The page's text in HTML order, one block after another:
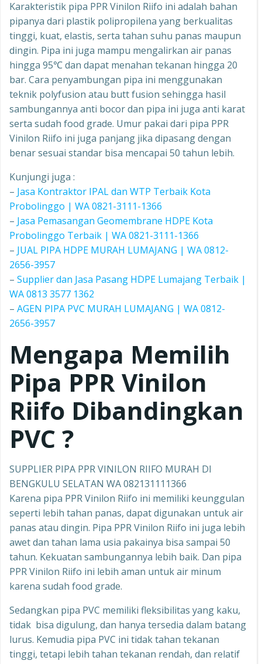
Karakteristik pipa PPR Vinilon Riifo ini adalah bahan
pipanya dari plastik polipropilena yang berkualitas
tinggi, kuat, elastis, serta tahan suhu panas maupun
dingin. Pipa ini juga mampu mengalirkan air panas
hingga 95℃ dan dapat menahan tekanan hingga 20
bar. Cara penyambungan pipa ini menggunakan
teknik polyfusion atau butt fusion sehingga hasil
sambungannya anti bocor dan pipa ini juga anti karat
serta sudah food grade. Umur pakai dari pipa PPR
Vinilon Riifo ini juga panjang jika dipasang dengan
benar sesuai standar bisa mencapai 50 tahun lebih.
Kunjungi juga :
– Jasa Kontraktor IPAL dan WTP Terbaik Kota
Probolinggo | WA 0821-3111-1366
– Jasa Pemasangan Geomembrane HDPE Kota
Probolinggo Terbaik | WA 0821-3111-1366
– JUAL PIPA HDPE MURAH LUMAJANG | WA 0812-
2656-3957
– Supplier dan Jasa Pasang HDPE Lumajang Terbaik |
WA 0813 3577 1362
– AGEN PIPA PVC MURAH LUMAJANG | WA 0812-
2656-3957
Mengapa Memilih
Pipa PPRVinilon
Riifo Dibandingkan
PVC ?
SUPPLIER PIPA PPR VINILON RIIFO MURAH DI
BENGKULU SELATAN WA 082131111366
Karena pipa PPR Vinilon Riifo ini memiliki keunggulan
seperti lebih tahan panas, dapat digunakan untuk air
panas atau dingin. Pipa PPR Vinilon Riifo ini juga lebih
awet dan tahan lama usia pakainya bisa sampai 50
tahun. Kekuatan sambungannya lebih baik. Dan pipa
PPR Vinilon Riifo ini lebih aman untuk air minum
karena sudah food grade.
Sedangkan pipa PVC memiliki fleksibilitas yang kaku,
tidak bisa digulung, dan hanya tersedia dalam batang
lurus. Kemudia pipa PVC ini tidak tahan tekanan
tinggi, tetapi lebih tahan tekanan rendah, dan relatif